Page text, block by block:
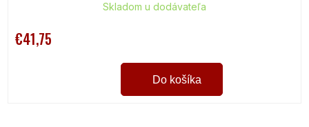
Skladom u dodávateľa
€41,75
Do košíka